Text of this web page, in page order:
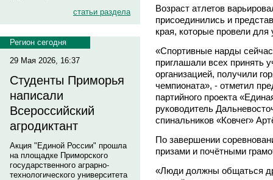
статьи раздела
Регион сегодня
29 Мая 2026, 16:37
Студенты Приморья
написали
Всероссийский
агродиктант
Акция "Единой России" прошла
на площадке Приморского
государственного аграрно-
технологического университета
Возраст атлетов
присоединились и
края, которые провели
«Спортивные нарды
приглашали всех принять
организацией, получили
чемпионата», - отметил
партийного проекта
руководитель
спинальников «Ковчег»
По завершении
призами и почётными
«Люди должны общаться